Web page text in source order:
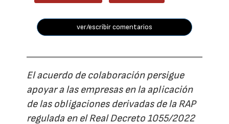
ver/escribir comentarios
El acuerdo de colaboración persigue
apoyar a las empresas en la aplicación
de las obligaciones derivadas de la RAP
regulada en el Real Decreto 1055/2022